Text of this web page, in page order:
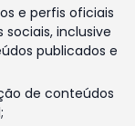
e perfis oficiais
inclusive
publicados e
de conteúdos